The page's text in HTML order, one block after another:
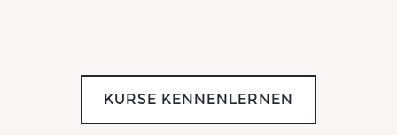
KURSE KENNENLERNEN